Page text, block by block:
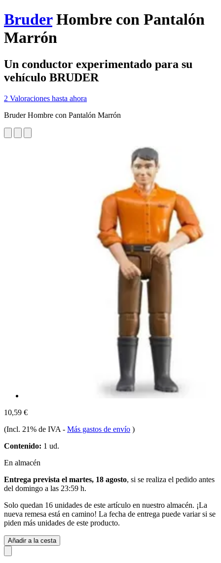
BruderHombre con Pantalón
Marrón
Un conductor experimentado para su
vehículo BRUDER
2 Valoraciones hasta ahora
Bruder Hombre con Pantalón Marrón
10,59 €
(Incl. 21% de IVA - Más gastos de envío )
Contenido: 1 ud.
En almacén
Entrega prevista el martes, 18 agosto, si se realiza el pedido antes
del domingo a las 23:59 h.
Solo quedan 16 unidades de este artículo en nuestro almacén. ¡La
nueva remesa está en camino! La fecha de entrega puede variar si se
piden más unidades de este producto.
Añadir a la cesta